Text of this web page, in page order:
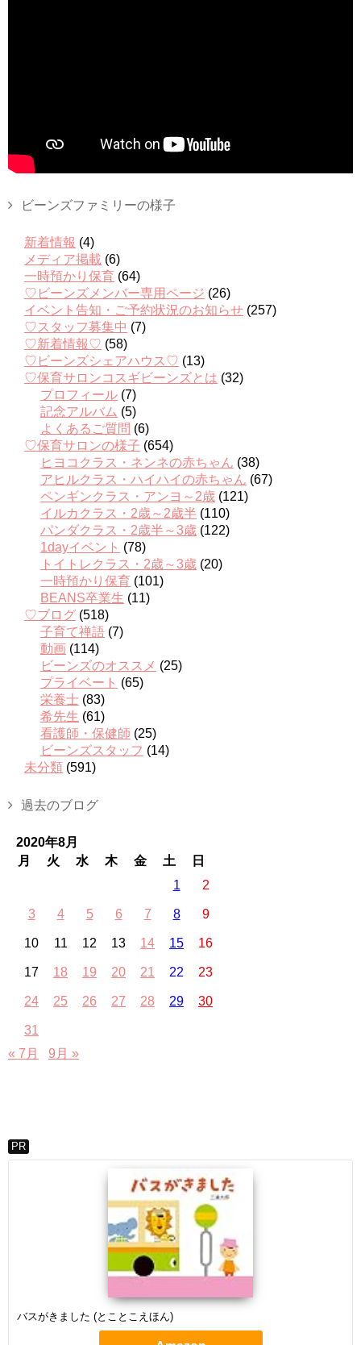
ビーンズファミリーの様子
新着情報 (4)
メディア掲載 (6)
一時預かり保育 (64)
♡ビーンズメンバー専用ページ (26)
イベント告知・ご予約状況のお知らせ (257)
♡スタッフ募集中 (7)
♡新着情報♡ (58)
♡ビーンズシェアハウス♡ (13)
♡保育サロンコスギビーンズとは (32)
プロフィール (7)
記念アルバム (5)
よくあるご質問 (6)
♡保育サロンの様子 (654)
ヒヨコクラス・ネンネの赤ちゃん (38)
アヒルクラス・ハイハイの赤ちゃん (67)
ペンギンクラス・アンヨ～2歳 (121)
イルカクラス・2歳～2歳半 (110)
パンダクラス・2歳半～3歳 (122)
1dayイベント (78)
トイトレクラス・2歳～3歳 (20)
一時預かり保育 (101)
BEANS卒業生 (11)
♡ブログ (518)
子育て禅語 (7)
動画 (114)
ビーンズのオススメ (25)
プライベート (65)
栄養士 (83)
希先生 (61)
看護師・保健師 (25)
ビーンズスタッフ (14)
未分類 (591)
過去のブログ
2020年8月
月
火 水 木 金 土
日
1
2
3 4 5 6 7 8 9
10 11 12 13 14 15 16
17 18 19 20 21 22 23
24 25 26 27 28 29 30
31
« 7月
9月 »
PR
バスがきました (とことこえほん)